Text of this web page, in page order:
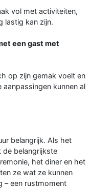
vol met activiteiten,
lastig kan zijn.
een gast met
op zijn gemak voelt en
aanpassingen kunnen al
belangrijk. Als het
de belangrijkste
het diner en het
ze wat ze kunnen
– een rustmoment